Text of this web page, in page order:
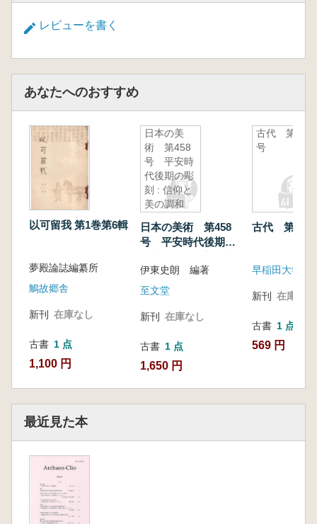
レビューを書く
あなたへのおすすめ
以可留我 第1巻第6輯
夢殿論誌編纂所
鵤故郷舎
新刊 在庫なし
古書 1 点
1,100 円
日本の美
術 第458
号 平安時
代後期の彫
刻 : 信仰と
美の調和
日本の美術 第458
号 平安時代後期の
和
伊東史朗 編著
至文堂
新刊 在庫なし
古書 1 点
1,650 円
古代 第32
号
古代 第32号
早稲田大学考
新刊 在庫なし
古書 1 点
569 円
最近見た本